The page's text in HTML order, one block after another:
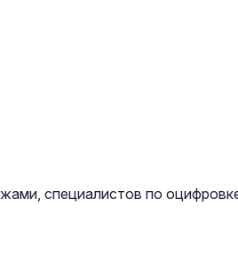
специалистов по